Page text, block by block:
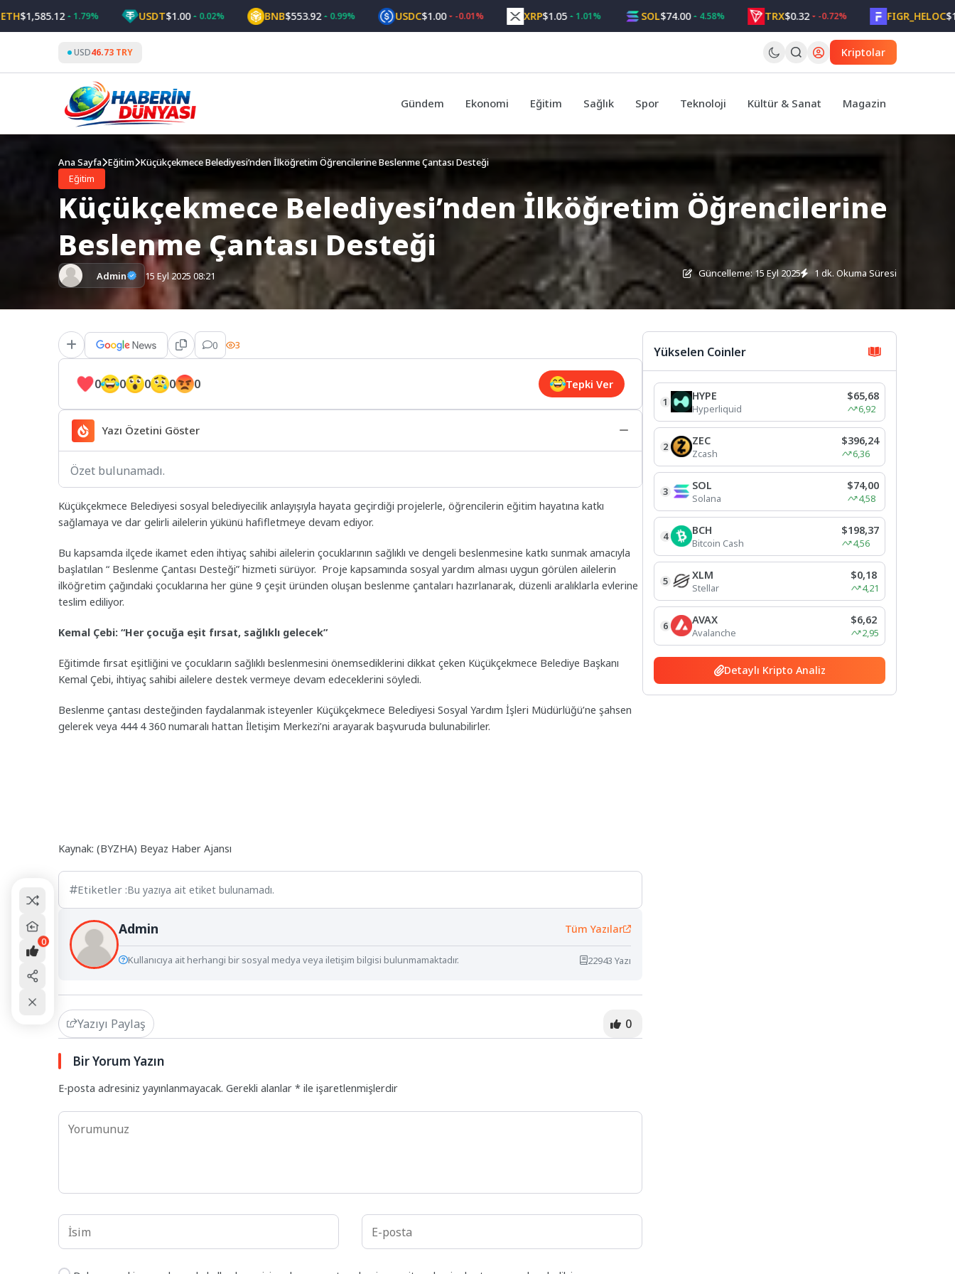
to
1.79% USDT$1.00 0.02% BNB$553.92 0.99% USDC$1.00 -0.01% XRP$1.05 1.01% SOL$74.00 4.58% TRX$0.32 -0.72% FIGR_HELOC$1.05
USD46.73 TRY Kriptolar
Gündem Ekonomi Eğitim Sağlık Spor Teknoloji Kültür & Sanat Magazin
Ana Sayfa Eğitim Küçükçekmece Belediyesi’nden İlköğretim Öğrencilerine Beslenme Çantası Desteği
Eğitim
Küçükçekmece Belediyesi’nden İlköğretim Öğrencilerine
Beslenme Çantası Desteği
Admin 15 Eyl 2025 08:21 Güncelleme: 15 Eyl 2025 1 dk. Okuma Süresi
0 3
0 0 0 0 0 Tepki Ver
Yazı Özetini Göster
Özet bulunamadı.
Küçükçekmece Belediyesi sosyal belediyecilik anlayışıyla hayata geçirdiği projelerle, öğrencilerin eğitim hayatına katkı
sağlamaya ve dar gelirli ailelerin yükünü hafifletmeye devam ediyor.
Bu kapsamda ilçede ikamet eden ihtiyaç sahibi ailelerin çocuklarının sağlıklı ve dengeli beslenmesine katkı sunmak amacıyla
başlatılan “ Beslenme Çantası Desteği” hizmeti sürüyor. Proje kapsamında sosyal yardım alması uygun görülen ailelerin
ilköğretim çağındaki çocuklarına her güne 9 çeşit üründen oluşan beslenme çantaları hazırlanarak, düzenli aralıklarla evlerine
teslim ediliyor.
Kemal Çebi: “Her çocuğa eşit fırsat, sağlıklı gelecek”
Eğitimde fırsat eşitliğini ve çocukların sağlıklı beslenmesini önemsediklerini dikkat çeken Küçükçekmece Belediye Başkanı
Kemal Çebi, ihtiyaç sahibi ailelere destek vermeye devam edeceklerini söyledi.
Beslenme çantası desteğinden faydalanmak isteyenler Küçükçekmece Belediyesi Sosyal Yardım İşleri Müdürlüğü’ne şahsen
gelerek veya 444 4 360 numaralı hattan İletişim Merkezi’ni arayarak başvuruda bulunabilirler.
Kaynak: (BYZHA) Beyaz Haber Ajansı
Etiketler :Bu yazıya ait etiket bulunamadı.
Admin Tüm Yazılar
Kullanıcıya ait herhangi bir sosyal medya veya iletişim bilgisi bulunmamaktadır. 22943 Yazı
Yazıyı Paylaş 0
Bir Yorum Yazın
E-posta adresiniz yayınlanmayacak. Gerekli alanlar * ile işaretlenmişlerdir
Yükselen Coinler
1 HYPE
Hyperliquid
$65,68
6,92
2 ZEC
Zcash
$396,24
6,36
3 SOL
Solana
$74,00
4,58
4 BCH
Bitcoin Cash
$198,37
4,56
5 XLM
Stellar
$0,18
4,21
6 AVAX
Avalanche
$6,62
2,95
Detaylı Kripto Analiz
0